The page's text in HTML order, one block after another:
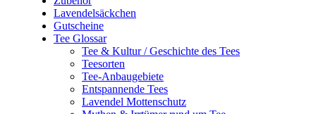
Lavendelsäckchen
Gutscheine
Tee Glossar
Tee & Kultur / Geschichte des Tees
Teesorten
Tee-Anbaugebiete
Entspannende Tees
Lavendel Mottenschutz